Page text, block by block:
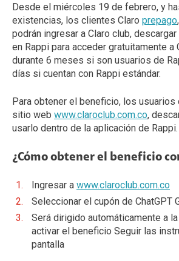
Desde el miércoles 19 de febrero, y
existencias, los clientes Claro prepago,
podrán ingresar a Claro club,
en Rappi para acceder gratuitamente a
durante 6 meses si son usuarios de
días si cuentan con Rappi estándar.
Para obtener el beneficio, los usuarios
sitio web www.claroclub.com.co,
usarlo dentro de la aplicación de Rappi.
¿Cómo obtener el beneficio
Ingresar a www.claroclub.com.co
Seleccionar el cupón de ChatGPT
Será dirigido automáticamente a
activar el beneficio Seguir las
pantalla